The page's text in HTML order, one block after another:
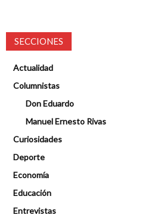
SECCIONES
Actualidad
Columnistas
Don Eduardo
Manuel Ernesto Rivas
Curiosidades
Deporte
Economía
Educación
Entrevistas